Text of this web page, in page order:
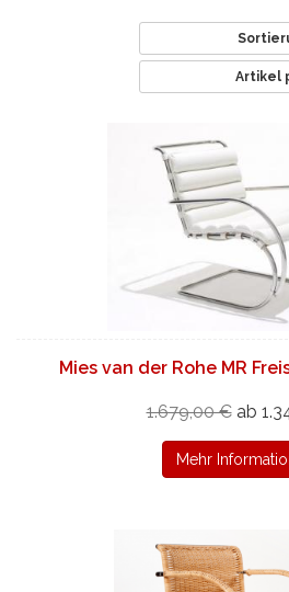
Artikel
Mies van der Rohe MR
1.679,00 € ab
Mehr